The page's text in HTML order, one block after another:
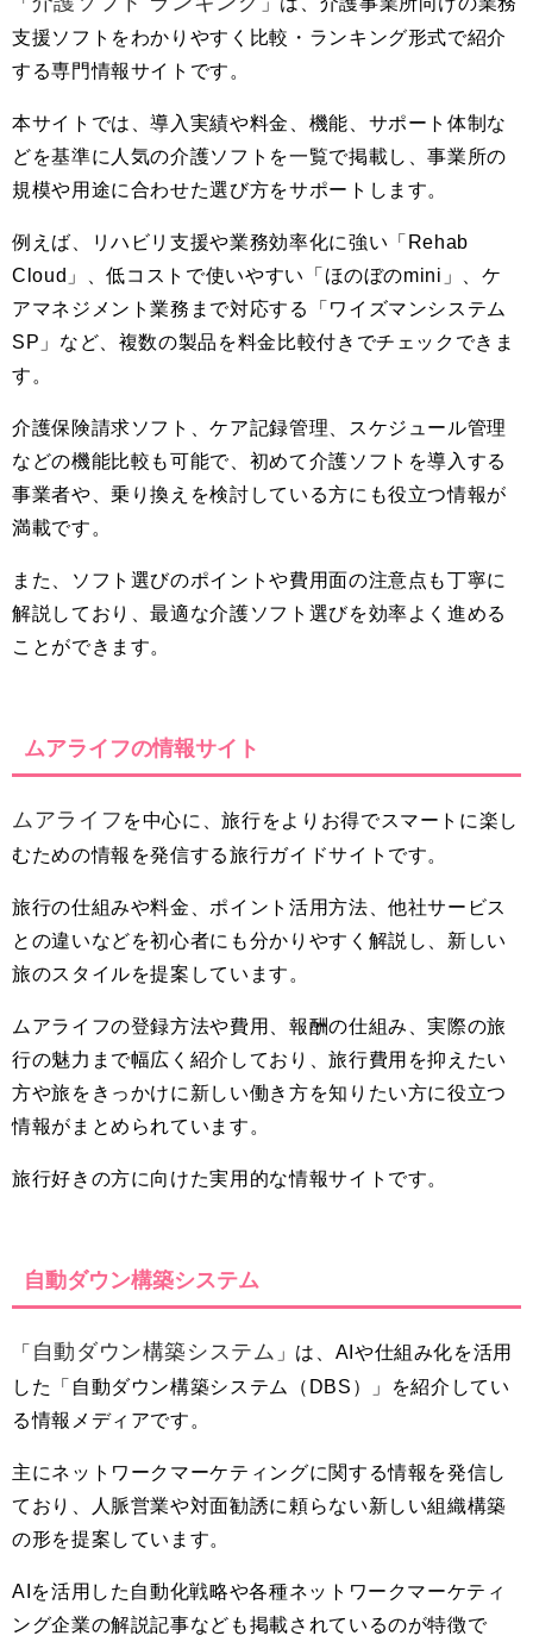
支援ソフトをわかりやすく比較・ランキング形式で紹介
する専門情報サイトです。
本サイトでは、導入実績や料金、機能、サポート体制な
どを基準に人気の介護ソフトを一覧で掲載し、事業所の
規模や用途に合わせた選び方をサポートします。
例えば、リハビリ支援や業務効率化に強い「Rehab
Cloud」、低コストで使いやすい「ほのぼのmini」、ケ
アマネジメント業務まで対応する「ワイズマンシステム
SP」など、複数の製品を料金比較付きでチェックできま
す。
介護保険請求ソフト、ケア記録管理、スケジュール管理
などの機能比較も可能で、初めて介護ソフトを導入する
事業者や、乗り換えを検討している方にも役立つ情報が
満載です。
また、ソフト選びのポイントや費用面の注意点も丁寧に
解説しており、最適な介護ソフト選びを効率よく進める
ことができます。
ムアライフの情報サイト
ムアライフ を中心に、旅行をよりお得でスマートに楽し
むための情報を発信する旅行ガイドサイトです。
旅行の仕組みや料金、ポイント活用方法、他社サービス
との違いなどを初心者にも分かりやすく解説し、新しい
旅のスタイルを提案しています。
ムアライフの登録方法や費用、報酬の仕組み、実際の旅
行の魅力まで幅広く紹介しており、旅行費用を抑えたい
方や旅をきっかけに新しい働き方を知りたい方に役立つ
情報がまとめられています。
旅行好きの方に向けた実用的な情報サイトです。
自動ダウン構築システム
「 自動ダウン構築システム 」は、AIや仕組み化を活用
した「自動ダウン構築システム（DBS）」を紹介してい
る情報メディアです。
主にネットワークマーケティングに関する情報を発信し
ており、人脈営業や対面勧誘に頼らない新しい組織構築
の形を提案しています。
AIを活用した自動化戦略や各種ネットワークマーケティ
ング企業の解説記事なども掲載されているのが特徴で